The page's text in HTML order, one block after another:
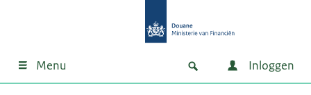
Menu Inloggen